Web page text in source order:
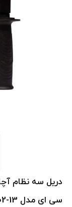
سی ای مدل DCA AZJ02-13